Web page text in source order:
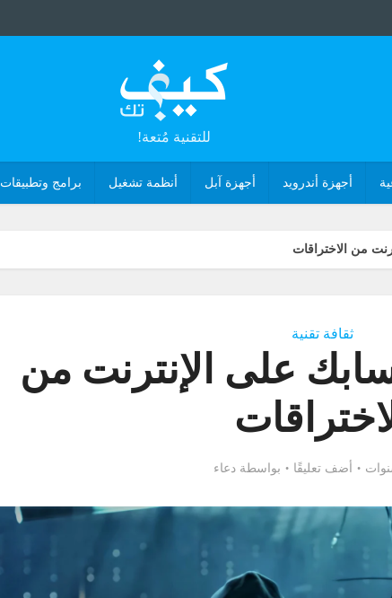
للتقنية مُتعة!
أجهزة أندرويد أجهزة آبل أنظمة تشغيل برامج وتطبيقات
من الاختراقات
ثقافة تقنية
على الإنترنت من
أضف تعليقًا بواسطةدعاء